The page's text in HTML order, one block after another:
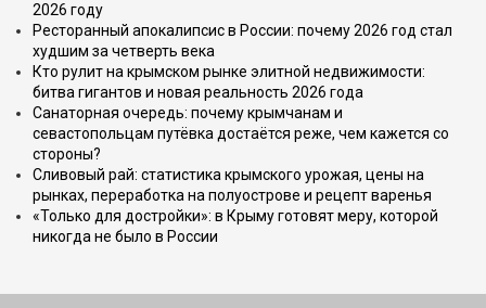
2026 году
Ресторанный апокалипсис в России: почему 2026 год стал
худшим за четверть века
Кто рулит на крымском рынке элитной недвижимости:
битва гигантов и новая реальность 2026 года
Санаторная очередь: почему крымчанам и
севастопольцам путёвка достаётся реже, чем кажется со
стороны?
Сливовый рай: статистика крымского урожая, цены на
рынках, переработка на полуострове и рецепт варенья
«Только для достройки»: в Крыму готовят меру, которой
никогда не было в России